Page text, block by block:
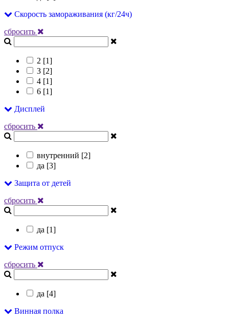
Скорость замораживания (кг/24ч)
сбросить
2 [1]
3 [2]
4 [1]
6 [1]
Дисплей
сбросить
внутренний [2]
да [3]
Защита от детей
сбросить
да [1]
Режим отпуск
сбросить
да [4]
Винная полка